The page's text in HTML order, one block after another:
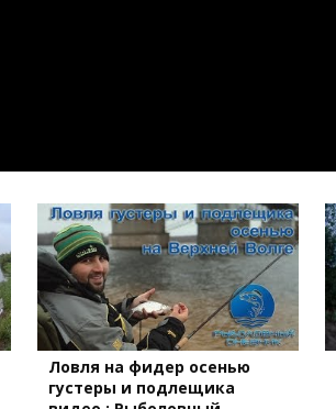
Ловля на фидер осенью
густеры и подлещика